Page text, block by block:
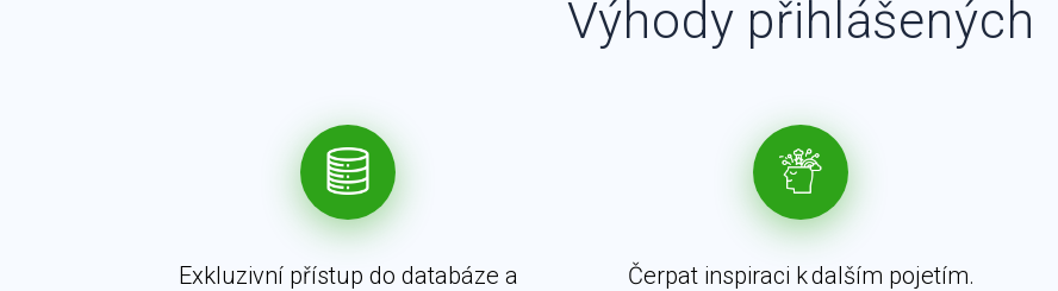
Výhody přihlášených
Exkluzivní přístup do databáze a
Čerpat inspiraci k dalším pojetím.